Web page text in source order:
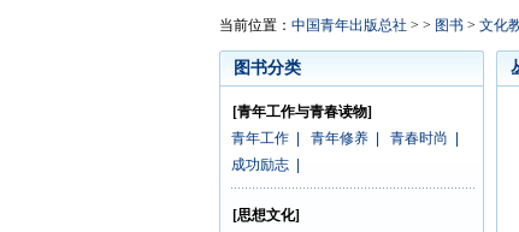
当前位置： 中国青年出版总社 > > 图书 > 文化
图书分类
[青年工作与青春读物]
青年工作
青年修养 青春时尚
成功励志
[思想文化]